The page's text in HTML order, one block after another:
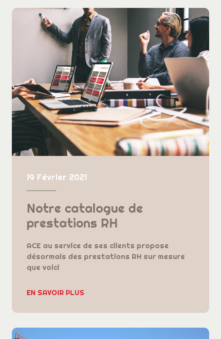
19 Février 2021
Notre catalogue de
prestations RH
ACE au service de ses clients propose
désormais des prestations RH sur mesure
que voici
EN SAVOIR PLUS